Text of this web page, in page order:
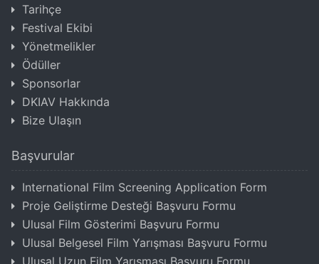
Tarihçe
Festival Ekibi
Yönetmelikler
Ödüller
Sponsorlar
DKIAV Hakkında
Bize Ulaşın
Başvurular
International Film Screening Application Form
Proje Geliştirme Desteği Başvuru Formu
Ulusal Film Gösterimi Başvuru Formu
Ulusal Belgesel Film Yarışması Başvuru Formu